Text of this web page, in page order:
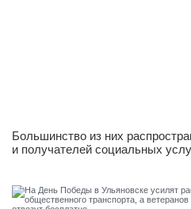
Большинство из них
и получателей социальных